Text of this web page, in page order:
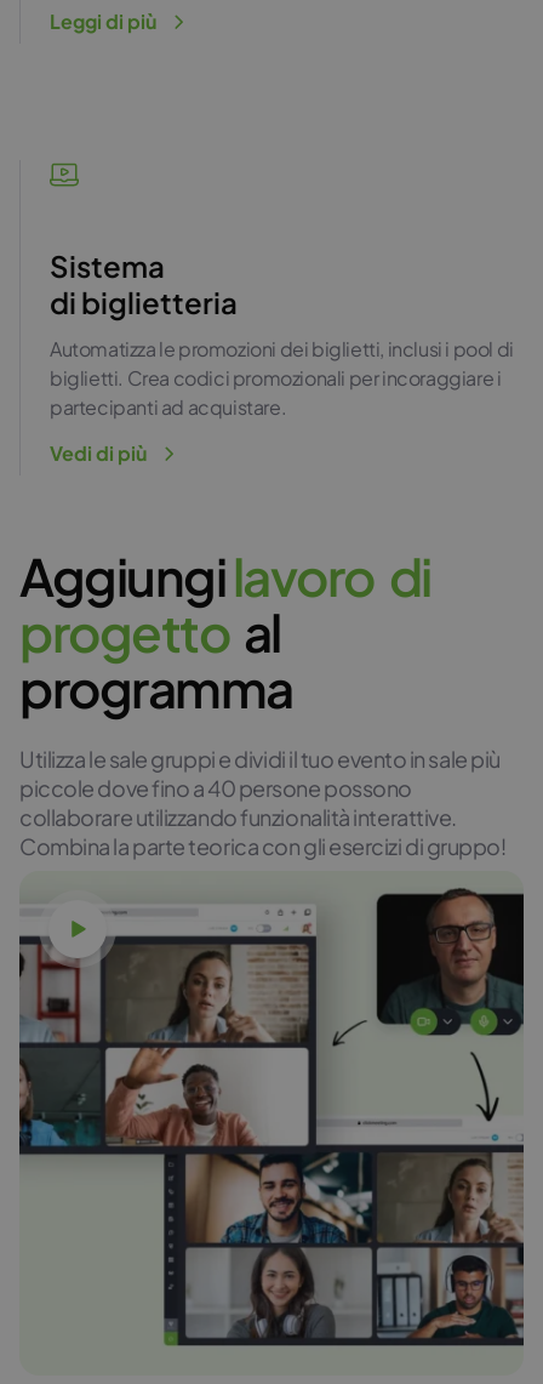
Leggi di più
Sistema
di biglietteria
Automatizza le promozioni dei biglietti, inclusi i pool di
biglietti. Crea codici promozionali per incoraggiare i
partecipanti ad acquistare.
Vedi di più
Guarda il video
Aggiungilavoro di
progetto al
programma
Utilizza le sale gruppi e dividi il tuo evento in sale più
piccole dove fino a 40 persone possono
collaborare utilizzando funzionalità interattive.
Combina la parte teorica con gli esercizi di gruppo!